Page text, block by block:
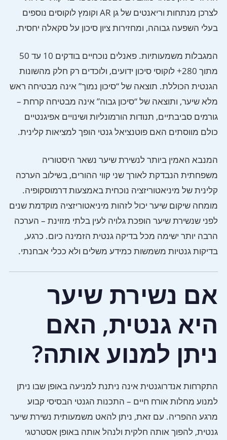
לצרכן מנתחות וריאנטים של גן AR וקומץ לוקוסים נוספים
בעלי השפעה גבוהה, ומחזירות ציון סיכון על סקאלה יחסית.
המגבלות משמעותיות. פאנלים נוכחיים בודקים 10 עד 50
מתוך 280+ לוקוסי סיכון ידועים, ולוכדים רק חלק מהשונות
הגנטית הכוללת. תוצאה של “סיכון נמוך” אינה מבטיחה ראש
מלא שיער, ותוצאה של “סיכון גבוה” אינה מבטיחה קרחת –
גורמים סביבתיים, תנודות הורמונליות ושינויים אפיגנטיים
כולם מווסתים האם פוטנציאל גנטי הופך למציאות קלינית.
המנבא האמין ביותר לנשירת שיער נשאר היסטוריה
משפחתית הנבדקת לאורך שני קווי ההורים, בשילוב הערכה
קלינית של מיניאטוריזציה נוכחית באמצעות דרמוסקופיה.
מומחה שיקום שיער יכול לזהות מיניאטוריזציה מוקדמת שנים
לפני שנשירת שיער הופכת גלויה לעין בלתי מזוינת – הערכה
הרבה יותר ישימה מכל בדיקה גנטית הזמינה כיום. כרגע,
בדיקות גנטיות משמשות כמידע משלים ולא ככלי אבחנתי.
אם נשירת שיער
היא גנטית, האם
ניתן למנוע אותה?
התקרחות אנדרוגנטית אינה ניתנת למניעה באופן שבו ניתן
למנוע מחלות אורח חיים – התכנות הגנטי הבסיסי קבוע
מרגע ההפריה. עם זאת, ניתן להאט משמעותית נשירת שיער
גנטית, להפוך אותה חלקית ולנהל אותה באופן אסטרטגי